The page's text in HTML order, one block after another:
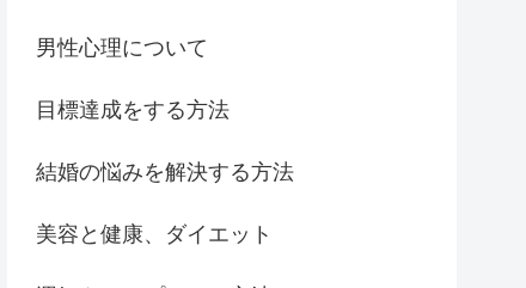
男性心理について
目標達成をする方法
結婚の悩みを解決する方法
美容と健康、ダイエット